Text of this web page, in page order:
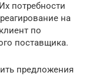
потребности
на
по
поставщика.
предложения